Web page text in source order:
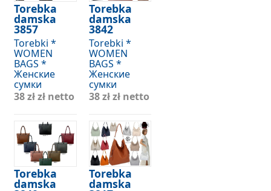
Torebka
damska
3857
Torebki *
WOMEN
BAGS *
Женские
сумки
38 złzł netto
Torebka
damska
3842
Torebki *
WOMEN
BAGS *
Женские
сумки
38 złzł netto
Torebka
damska
Torebka
damska